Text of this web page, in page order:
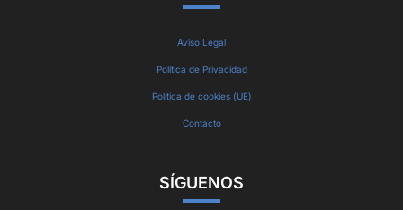
Aviso Legal
Política de Privacidad
Política de cookies (UE)
Contacto
SÍGUENOS